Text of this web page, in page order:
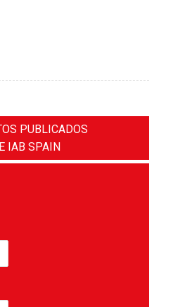
PUBLICADOS
IAB SPAIN